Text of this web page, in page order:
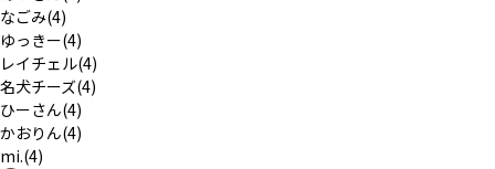
なごみ(4)
ゆっきー(4)
レイチェル(4)
名犬チーズ(4)
ひーさん(4)
かおりん(4)
mi.(4)